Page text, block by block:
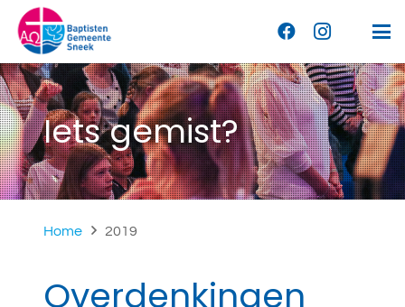
Iets gemist?
Home 2019
Overdenkingen